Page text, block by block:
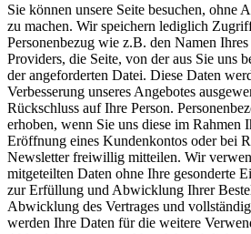
Sie können unsere Seite besuchen, ohne
zu machen. Wir speichern lediglich
Personenbezug wie z.B. den Namen
Providers, die Seite, von der aus Sie uns
der angeforderten Datei. Diese Daten
Verbesserung unseres Angebotes
Rückschluss auf Ihre Person.
erhoben, wenn Sie uns diese im Rahmen
Eröffnung eines Kundenkontos oder bei
Newsletter freiwillig mitteilen. Wir
mitgeteilten Daten ohne Ihre gesonderte
zur Erfüllung und Abwicklung Ihrer
Abwicklung des Vertrages und
werden Ihre Daten für die weitere